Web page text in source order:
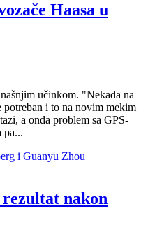
Haasa u
učinkom. "Nekada na
i to na novim mekim
a onda problem sa GPS-
pa...
nakon